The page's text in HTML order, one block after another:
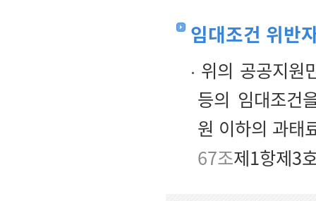
임대조건 위반
위의 공공지원
등의 임대조건
원 이하의 과태
67조제1항제3